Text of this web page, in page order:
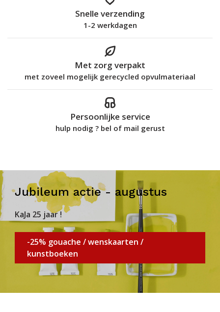
Snelle verzending
1-2 werkdagen
Met zorg verpakt
met zoveel mogelijk gerecycled opvulmateriaal
Persoonlijke service
hulp nodig ? bel of mail gerust
Jubileum actie - augustus
KaJa 25 jaar !
-25% gouache / wenskaarten /
kunstboeken